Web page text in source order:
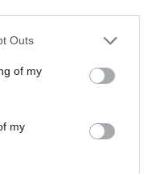
Outs
of my
my
gasilci pa so
vodo in v
kvadratnih metrov
so sporočili z